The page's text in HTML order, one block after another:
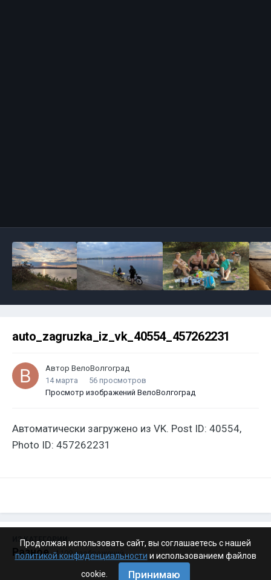
auto_zagruzka_iz_vk_40554_457262231
Автор ВелоВолгоград
14 марта
56 просмотров
Просмотр изображений ВелоВолгоград
Автоматически загружено из VK. Post ID: 40554,
Photo ID: 457262231
ИЗ КАТЕГОРИИ:
Разное · 4 199 изображений
Продолжая использовать сайт, вы соглашаетесь с нашей
политикой конфиденциальности и использованием файлов
cookie.
Принимаю